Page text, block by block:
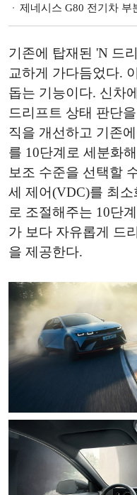
제네시스 G80 전기차 부분
기존에 탑재된 'N 드
교하게 가다듬었다.
돕는 기능이다. 신차
드리프트 상태 판단
직을 개선하고 기존
를 10단계로 세분화
보조 수준을 선택할
세 제어(VDC)를 최
로 조절해주는 10단
가 보다 자유롭게 드
을 제공한다.